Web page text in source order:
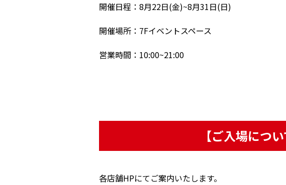
開催日程：8月22日(金)~8月31日(日)
開催場所：7Fイベントスペース
営業時間：10:00~21:00
【ご入場につ
各店舗HPにてご案内いたします。